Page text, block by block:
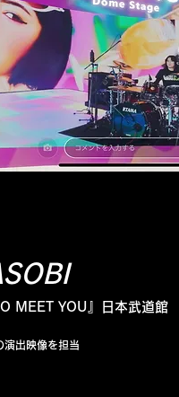
MEET YOU』日本武道館
演出映像を担当